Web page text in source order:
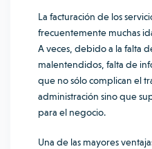
La facturación de los
frecuentemente muchas
A veces, debido a la falta
malentendidos, falta de
que no sólo complican el
administración sino que
para el negocio.
Una de las mayores